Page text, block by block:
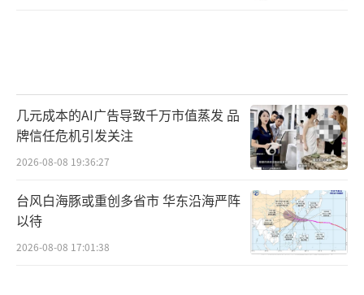
几元成本的AI广告导致千万市值蒸发 品
牌信任危机引发关注
2026-08-08 19:36:27
台风白海豚或重创多省市 华东沿海严阵
以待
2026-08-08 17:01:38